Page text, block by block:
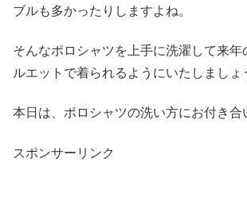
ブルも多かったりしますよね。
そんなポロシャツを上手に洗濯して来年
ルエットで着られるようにいたしましょ
本日は、ポロシャツの洗い方にお付き合
スポンサーリンク